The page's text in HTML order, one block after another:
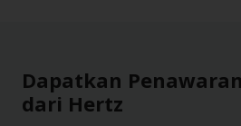
Dapatkan
dari Hertz